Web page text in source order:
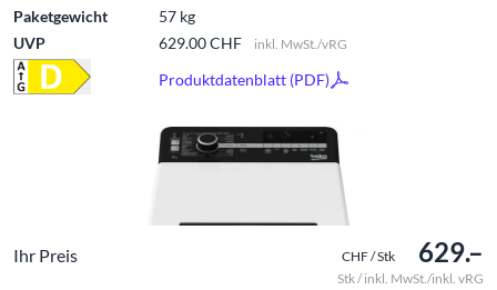
Paketgewicht
57 kg
UVP
629.00 CHF inkl. MwSt./vRG
Produktdatenblatt (PDF)
Ihr Preis CHF / Stk 629.–
Stk / inkl. MwSt./inkl. vRG